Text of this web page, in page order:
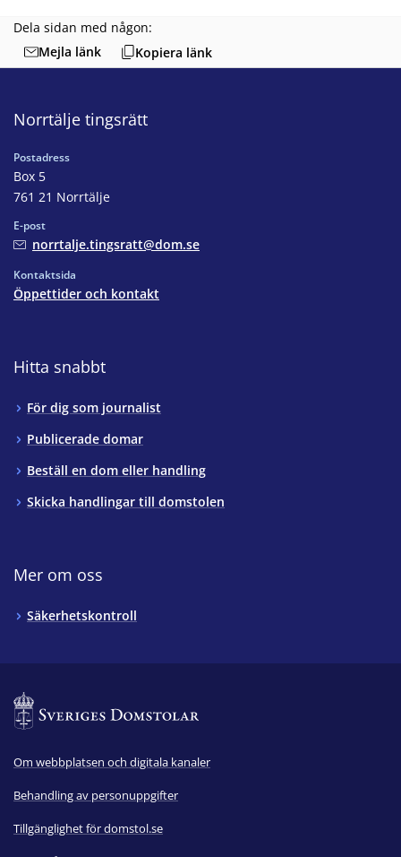
Dela sidan med någon:
Mejla länk
Kopiera länk
Norrtälje tingsrätt
Postadress
Box 5
761 21 Norrtälje
E-post
norrtalje.tingsratt@dom.se
Kontaktsida
Öppettider och kontakt
Hitta snabbt
För dig som journalist
Publicerade domar
Beställ en dom eller handling
Skicka handlingar till domstolen
Mer om oss
Säkerhetskontroll
Om webbplatsen och digitala kanaler
Behandling av personuppgifter
Tillgänglighet för domstol.se